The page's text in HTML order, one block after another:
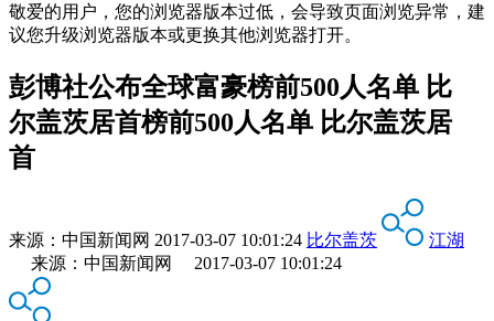
敬爱的用户，您的浏览器版本过低，会导致页面浏览异常，建
议您升级浏览器版本或更换其他浏览器打开。
彭博社公布全球富豪榜前500人名单 比
尔盖茨居首榜前500人名单 比尔盖茨居
首
来源： 中国新闻网 2017-03-07 10:01:24 比尔盖茨
江湖
来源：中国新闻网 2017-03-07 10:01:24